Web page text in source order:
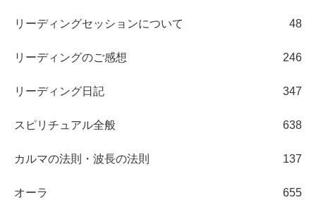
リーディングセッションについて 48
リーディングのご感想 246
リーディング日記 347
スピリチュアル全般 638
カルマの法則・波長の法則 137
オーラ 655